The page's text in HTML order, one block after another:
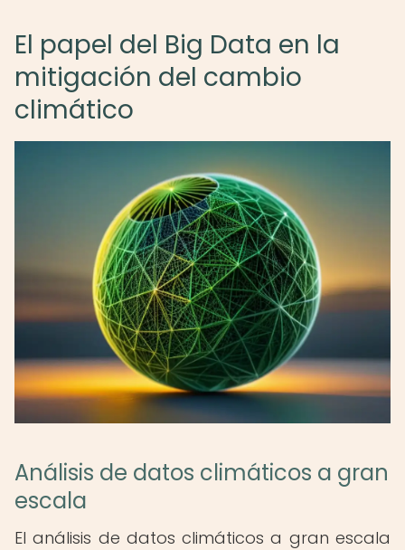
El papel del Big Data en la
mitigación del cambio
climático
Análisis de datos climáticos a gran
escala
El análisis de datos climáticos a gran escala